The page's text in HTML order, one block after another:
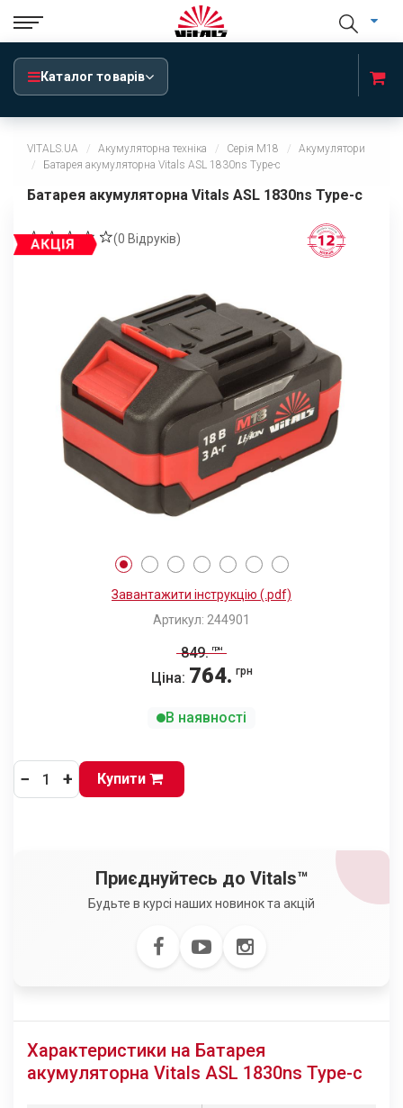
Каталог товарів
VITALS.UA Акумуляторна техніка Серія М18
Акумулятори
Батарея акумуляторна Vitals ASL 1830ns Type-c
Батарея акумуляторна Vitals ASL 1830ns Type-c
(0 Відруків)
Завантажити інструкцію (.pdf)
Артикул: 244901
849. грн
Ціна: 764. грн
В наявності
− + Купити
Приєднуйтесь до Vitals™
Будьте в курсі наших новинок та акцій
Характеристики на Батарея
акумуляторна Vitals ASL 1830ns Type-c